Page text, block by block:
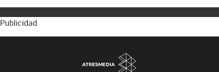
Publicidad